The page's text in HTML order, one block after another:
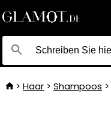
Haar Shampoos